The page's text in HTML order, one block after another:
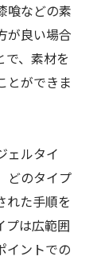
喰などの素
が良い場合
で、素材を
とができま
ェルタイ
どのタイプ
れた手順を
プは広範囲
イントでの